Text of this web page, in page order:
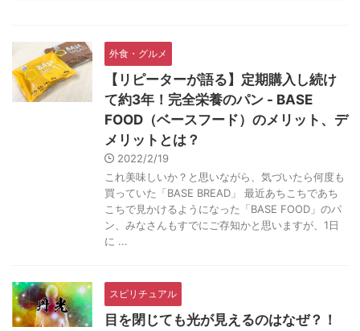
外食・グルメ
【リピーターが語る】定期購入し続け
て約3年！完全栄養のパン - BASE
FOOD（ベースフード）のメリット、デ
メリットとは？
2022/2/19
これ美味しいか？と思いながら、気づいたら何度も
買っていた「BASE BREAD」 最近あちこちであち
こちで見かけるようになった「BASE FOOD」のパ
ン、みなさんもすでにご存知かと思いますが、1日
に ...
スピリチュアル
目を閉じても光が見えるのはなぜ？！